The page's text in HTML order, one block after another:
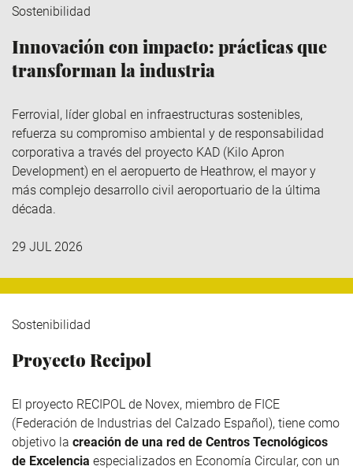
Sostenibilidad
Innovación con impacto: prácticas que
transforman la industria
Ferrovial, líder global en infraestructuras sostenibles,
refuerza su compromiso ambiental y de responsabilidad
corporativa a través del proyecto KAD (Kilo Apron
Development) en el aeropuerto de Heathrow, el mayor y
más complejo desarrollo civil aeroportuario de la última
década.
29 JUL 2026
Sostenibilidad
Proyecto Recipol
El proyecto RECIPOL de Novex, miembro de FICE
(Federación de Industrias del Calzado Español), tiene como
objetivo la creación de una red de Centros Tecnológicos
de Excelencia especializados en Economía Circular, con un